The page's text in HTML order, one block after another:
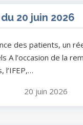
20 juin 2026
des patients, un
A l’occasion de la
l’IFEP,…
20 juin 2026